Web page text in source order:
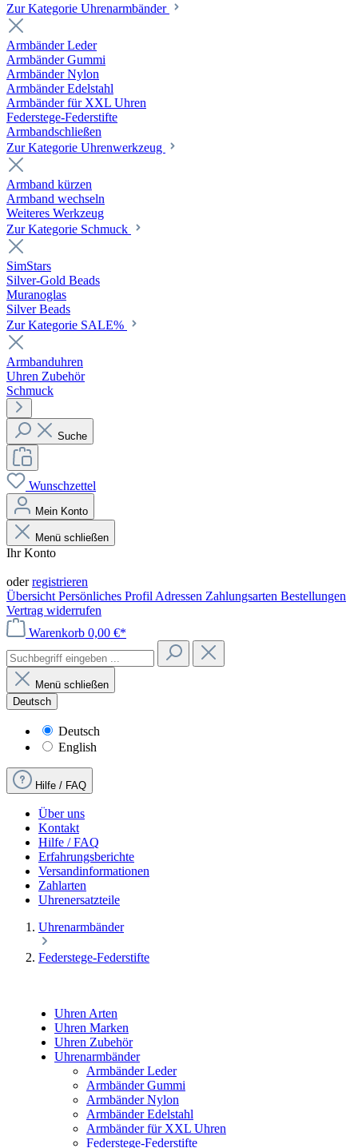
Zur Kategorie Uhrenarmbänder
Armbänder Leder
Armbänder Gummi
Armbänder Nylon
Armbänder Edelstahl
Armbänder für XXL Uhren
Federstege-Federstifte
Armbandschließen
Zur Kategorie Uhrenwerkzeug
Armband kürzen
Armband wechseln
Weiteres Werkzeug
Zur Kategorie Schmuck
SimStars
Silver-Gold Beads
Muranoglas
Silver Beads
Zur Kategorie SALE%
Armbanduhren
Uhren Zubehör
Schmuck
Suche
Wunschzettel
Mein Konto
Menü schließen
Ihr Konto
oderregistrieren
Übersicht Persönliches Profil Adressen Zahlungsarten Bestellungen
Vertrag widerrufen
Warenkorb 0,00 €*
Menü schließen
Deutsch
Deutsch
English
Hilfe / FAQ
Über uns
Kontakt
Hilfe / FAQ
Erfahrungsberichte
Versandinformationen
Zahlarten
Uhrenersatzteile
Uhrenarmbänder
Federstege-Federstifte
Uhren Arten
Uhren Marken
Uhren Zubehör
Uhrenarmbänder
Armbänder Leder
Armbänder Gummi
Armbänder Nylon
Armbänder Edelstahl
Armbänder für XXL Uhren
Federstege-Federstifte